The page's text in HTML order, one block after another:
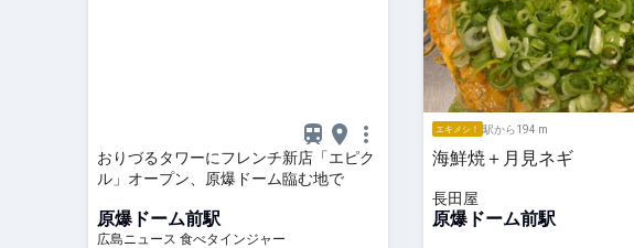
おりづるタワーにフレンチ新店「エピク
ル」オープン、原爆ドーム臨む地で
原爆ドーム前駅
広島ニュース 食べタインジャー
エキメシ！ 駅から194 m
海鮮焼＋月見ネギ
長田屋
原爆ドーム前駅